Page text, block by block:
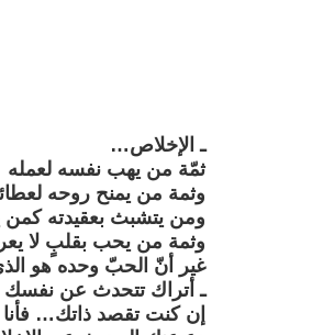
ـ الإخلاص…
ثمّة من يهب نفسه لعمله
وثمة من يمنح روحه
ومن يتشبث بعقيدته
وثمة من يحب بقلبٍ لا
غير أنّ الحبّ وحده هو
ـ أتراك تتحدث عن نفسك
إن كنت تقصد ذاتك…